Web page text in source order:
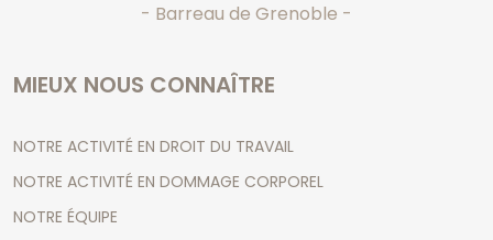
MIEUX NOUS CONNAÎTRE
NOTRE ACTIVITÉ EN DROIT DU TRAVAIL
NOTRE ACTIVITÉ EN DOMMAGE CORPOREL
NOTRE ÉQUIPE
- Barreau de Grenoble -